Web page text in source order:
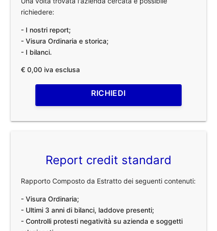
richiedere:
- I nostri report;
- Visura Ordinaria e storica;
- I bilanci.
€ 0,00 iva esclusa
RICHIEDI
Report credit standard
Rapporto Composto da Estratto dei seguenti contenuti:
- Visura Ordinaria;
- Ultimi 3 anni di bilanci, laddove presenti;
- Controlli protesti negatività su azienda e soggetti